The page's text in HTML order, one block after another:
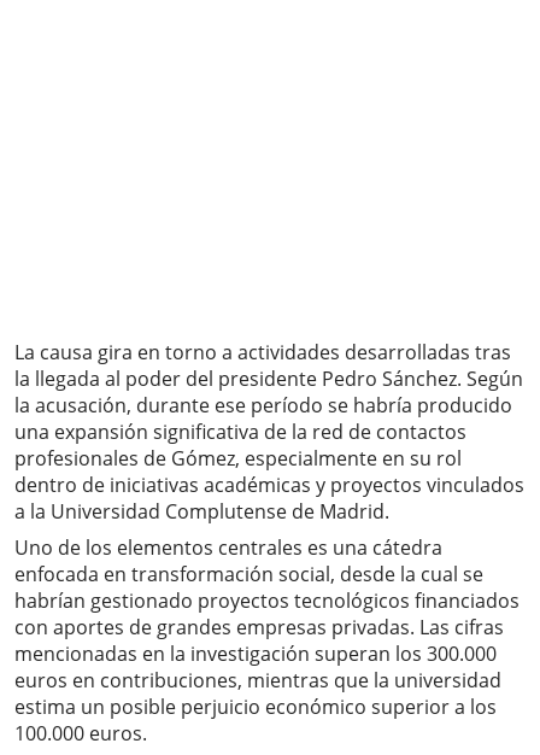
La causa gira en torno a actividades desarrolladas tras
la llegada al poder del presidente Pedro Sánchez. Según
la acusación, durante ese período se habría producido
una expansión significativa de la red de contactos
profesionales de Gómez, especialmente en su rol
dentro de iniciativas académicas y proyectos vinculados
a la Universidad Complutense de Madrid.
Uno de los elementos centrales es una cátedra
enfocada en transformación social, desde la cual se
habrían gestionado proyectos tecnológicos financiados
con aportes de grandes empresas privadas. Las cifras
mencionadas en la investigación superan los 300.000
euros en contribuciones, mientras que la universidad
estima un posible perjuicio económico superior a los
100.000 euros.